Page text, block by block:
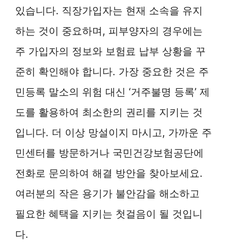
있습니다. 직장가입자는 현재 소속을 유지
하는 것이 중요하며, 피부양자의 경우에는
주 가입자의 정보와 보험료 납부 상황을 꾸
준히 확인해야 합니다. 가장 중요한 것은 주
민등록 말소의 위험 대신 ‘거주불명 등록’ 제
도를 활용하여 최소한의 권리를 지키는 것
입니다. 더 이상 망설이지 마시고, 가까운 주
민센터를 방문하거나 국민건강보험공단에
전화로 문의하여 해결 방안을 찾아보세요.
여러분의 작은 용기가 불안감을 해소하고
필요한 혜택을 지키는 첫걸음이 될 것입니
다.